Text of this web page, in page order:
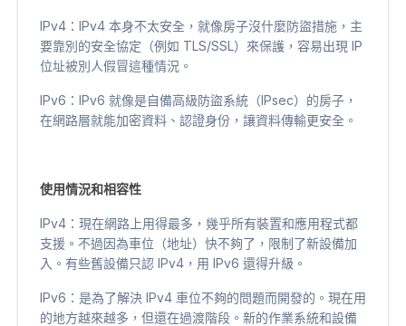
IPv4：IPv4 本身不太安全，就像房子沒什麼防盜措施，主
要靠別的安全協定（例如 TLS/SSL）來保護，容易出現 IP
位址被別人假冒這種情況。
IPv6：IPv6 就像是自備高級防盜系統（IPsec）的房子，
在網路層就能加密資料、認證身份，讓資料傳輸更安全。
使用情況和相容性
IPv4：現在網路上用得最多，幾乎所有裝置和應用程式都
支援。不過因為車位（地址）快不夠了，限制了新設備加
入。有些舊設備只認 IPv4，用 IPv6 還得升級。
IPv6：是為了解決 IPv4 車位不夠的問題而開發的。現在用
的地方越來越多，但還在過渡階段。新的作業系統和設備